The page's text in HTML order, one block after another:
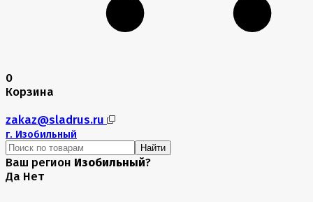
0
Корзина
zakaz@sladrus.ru
г. Изобильный
Найти
Ваш регион Изобильный?
Да Нет